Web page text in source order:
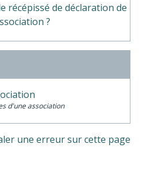
récépissé de déclaration de
?
d'une association
une erreur sur cette page